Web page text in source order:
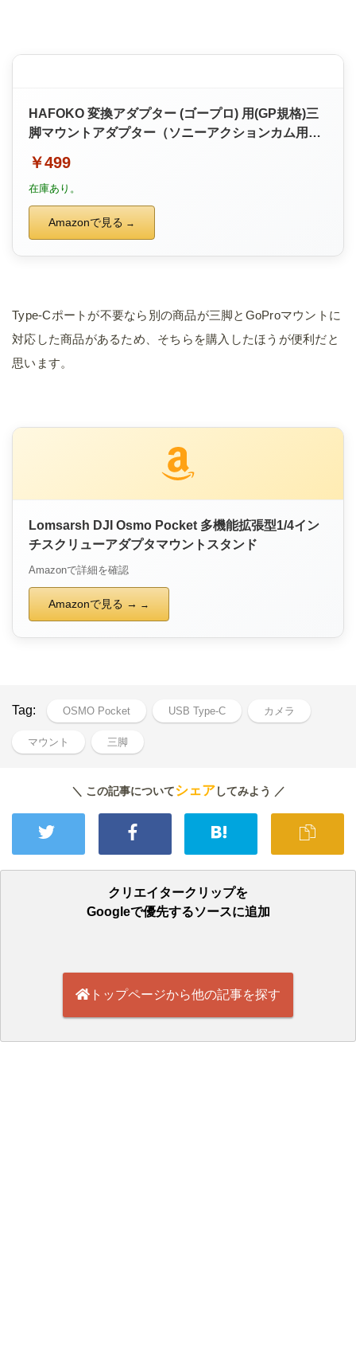
HAFOKO 変換アダプター (ゴープロ) 用(GP規格)三
脚マウントアダプター（ソニーアクションカム用）
HDR-AS20 HDR-AS15 HDR-AS100 アクションカ
メラ マウントカメラネジ(1/4) ビデオカメラ用
￥499
在庫あり。
Amazonで見る
Type-Cポートが不要なら別の商品が三脚とGoProマウントに
対応した商品があるため、そちらを購入したほうが便利だと
思います。
Lomsarsh DJI Osmo Pocket 多機能拡張型1/4イン
チスクリューアダプタマウントスタンド
Amazonで詳細を確認
Amazonで見る →
Tag: OSMO Pocket USB Type-C カメラ
マウント 三脚
＼ この記事についてシェアしてみよう ／
クリエイタークリップを
Googleで優先するソースに追加
トップページから他の記事を探す